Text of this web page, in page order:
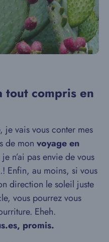
tout compris en
je vais vous conter mes
de mon voyage en
n’ai pas envie de vous
Enfin, au moins, si vous
direction le soleil juste
vous pourrez vous
Eheh.
promis.